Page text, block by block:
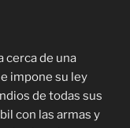
cerca de una
impone su ley
de todas sus
con las armas y